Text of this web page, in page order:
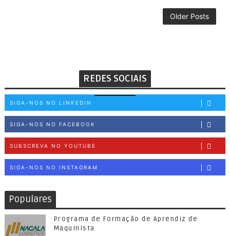
Older Posts
REDES SOCIAIS
SIGA-NOS NO LINKEDIN
SIGA-NOS NO FACEBOOK
SUBSCREVA NO YOUTUBE
SIGA-NOS NO INSTAGRAM
Populares
Programa de Formação de Aprendiz de
Maquinista